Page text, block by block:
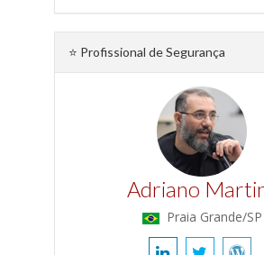
⭐ Profissional de Segurança
Adriano
Praia Grande/SP